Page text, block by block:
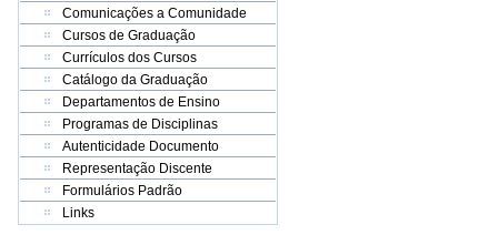
Comunicações a Comunidade
Cursos de Graduação
Currículos dos Cursos
Catálogo da Graduação
Departamentos de Ensino
Programas de Disciplinas
Autenticidade Documento
Representação Discente
Formulários Padrão
Links